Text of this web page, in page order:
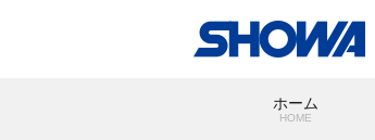
ホーム
HOME